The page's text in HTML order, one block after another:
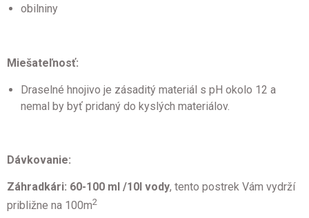
obilniny
Miešateľnosť:
Draselné hnojivo je zásaditý materiál s pH okolo 12 a
nemal by byť pridaný do kyslých materiálov.
Dávkovanie:
Záhradkári: 60-100 ml /10l vody, tento postrek Vám vydrží
približne na 100m2